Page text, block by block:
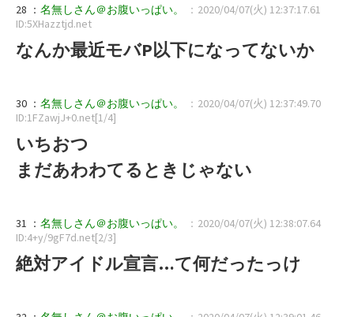
28 ： 名無しさん＠お腹いっぱい。
：2020/04/07(火) 12:37:17.61
ID:5XHazztjd.net
なんか最近モバP以下になってないか
30 ： 名無しさん＠お腹いっぱい。
：2020/04/07(火) 12:37:49.70
ID:1FZawjJ+0.net[1/4]
いちおつ
まだあわわてるときじゃない
31 ： 名無しさん＠お腹いっぱい。
：2020/04/07(火) 12:38:07.64
ID:4+y/9gF7d.net[2/3]
絶対アイドル宣言…て何だったっけ